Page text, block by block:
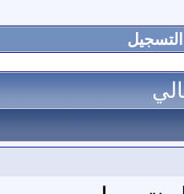
التسجيل